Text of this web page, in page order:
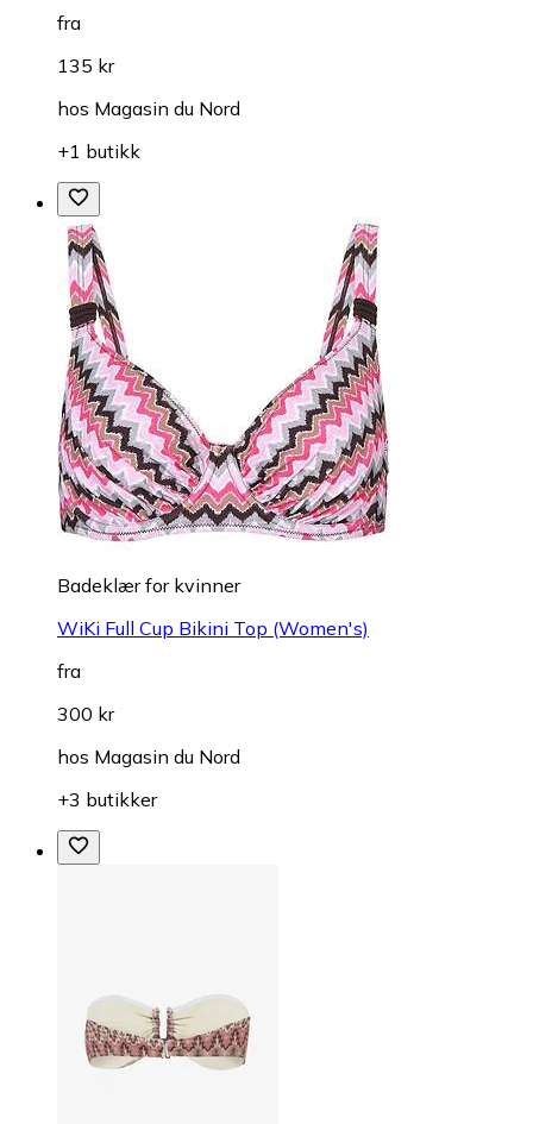
fra
135 kr
hos Magasin du Nord
+1 butikk
Badeklær for kvinner
WiKi Full Cup Bikini Top (Women's)
fra
300 kr
hos Magasin du Nord
+3 butikker